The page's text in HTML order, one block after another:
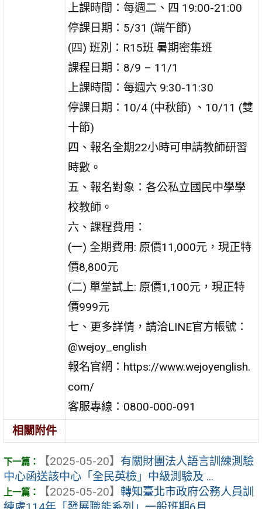
上課時間：每週二、四 19:00-21:00
停課日期：5/31 (端午節)
(四) 班別：R15班 暑期密集班
課程日期：8/9 – 11/1
上課時間：每週六 9:30-11:30
停課日期：10/4 (中秋節) 、10/11 (雙
十節)
四、報名全期22小時可申請教師研習
時數。
五、報名對象：各公私立國民中學學
校教師。
六、課程費用：
(一) 全期費用: 原價11,000元，現正特
價8,800元
(二) 單堂試上: 原價1,100元，現正特
價999元
七、更多詳情，請洽LINE官方帳號：
@wejoy_english
報名官網：https://www.wejoyenglish.
com/
客服專線：0800-000-091
相關附件
【2025-05-20】 有關財團法人語言訓練測驗
中心函送該中心「全民英檢」中級測驗及 ...
【2025-05-20】 轉知臺北市政府公務人員訓